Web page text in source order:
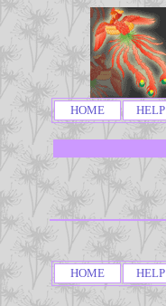
HOME HELP
HOME HELP